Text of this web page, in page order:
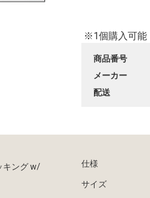
※1個購入可能
商品番号
メーカー
配送
キング w/
仕様
サイズ